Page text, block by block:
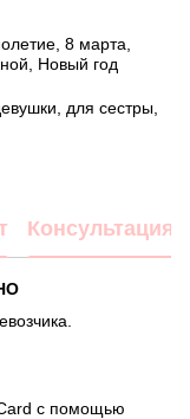
8 марта,
Новый год
для сестры,
Консультация
с помощью